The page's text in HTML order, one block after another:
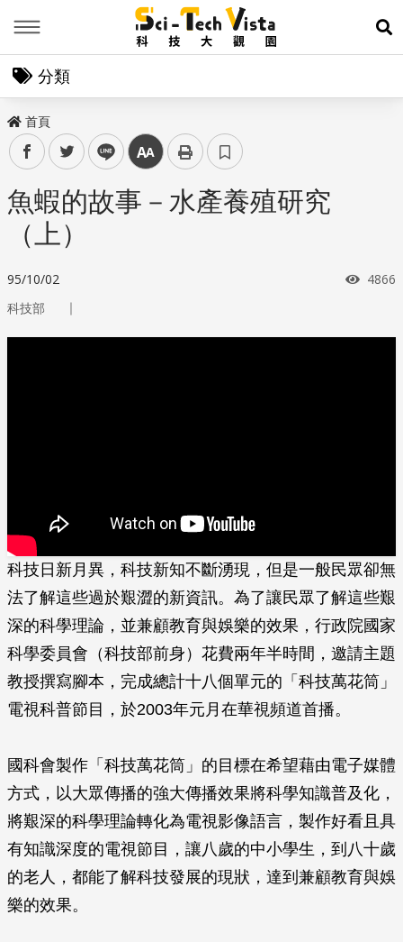
展
分類
首頁
facebooktwitter line 中
魚蝦的故事－水產養殖研究
（上）
95/10/02 瀏覽
4866
科技部 ｜
科技日新月異，科技新知不斷湧現，但是一般民眾卻無
法了解這些過於艱澀的新資訊。為了讓民眾了解這些艱
深的科學理論，並兼顧教育與娛樂的效果，行政院國家
科學委員會（科技部前身）花費兩年半時間，邀請主題
教授撰寫腳本，完成總計十八個單元的「科技萬花筒」
電視科普節目，於2003年元月在華視頻道首播。
國科會製作「科技萬花筒」的目標在希望藉由電子媒體
方式，以大眾傳播的強大傳播效果將科學知識普及化，
將艱深的科學理論轉化為電視影像語言，製作好看且具
有知識深度的電視節目，讓八歲的中小學生，到八十歲
的老人，都能了解科技發展的現狀，達到兼顧教育與娛
樂的效果。